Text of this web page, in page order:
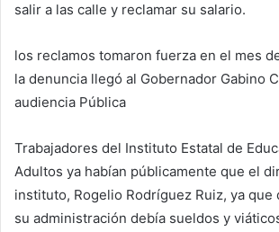
salir a las calle y reclamar su salario.
los reclamos tomaron fuerza en el mes
la denuncia llegó al Gobernador Gabino
audiencia Pública
Trabajadores del Instituto Estatal de
Adultos ya habían públicamente que el
instituto, Rogelio Rodríguez Ruiz, ya que
su administración debía sueldos y